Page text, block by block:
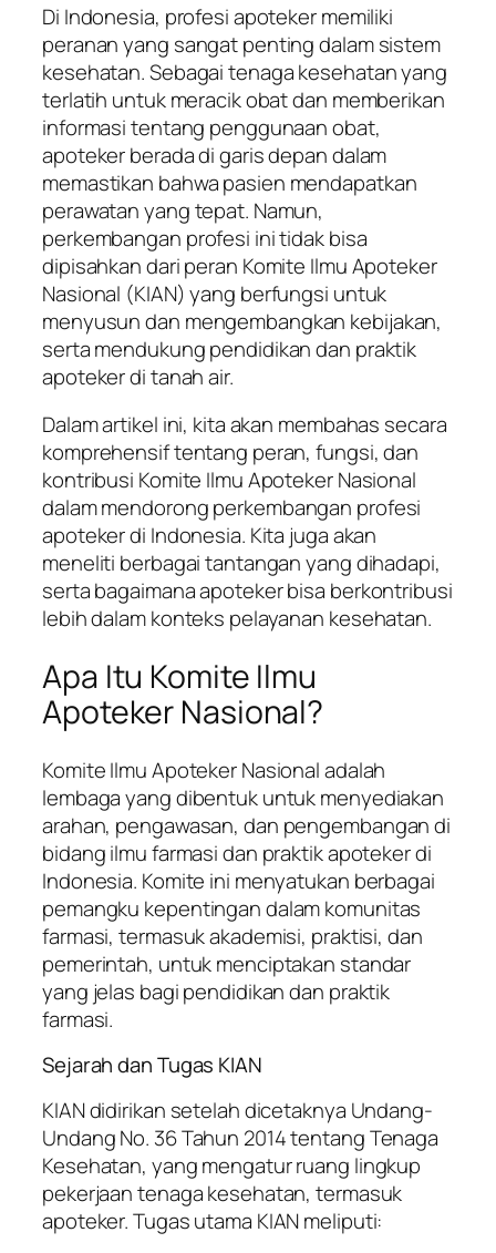
Di Indonesia, profesi apoteker memiliki
peranan yang sangat penting dalam sistem
kesehatan. Sebagai tenaga kesehatan yang
terlatih untuk meracik obat dan memberikan
informasi tentang penggunaan obat,
apoteker berada di garis depan dalam
memastikan bahwa pasien mendapatkan
perawatan yang tepat. Namun,
perkembangan profesi ini tidak bisa
dipisahkan dari peran Komite Ilmu Apoteker
Nasional (KIAN) yang berfungsi untuk
menyusun dan mengembangkan kebijakan,
serta mendukung pendidikan dan praktik
apoteker di tanah air.
Dalam artikel ini, kita akan membahas secara
komprehensif tentang peran, fungsi, dan
kontribusi Komite Ilmu Apoteker Nasional
dalam mendorong perkembangan profesi
apoteker di Indonesia. Kita juga akan
meneliti berbagai tantangan yang dihadapi,
serta bagaimana apoteker bisa berkontribusi
lebih dalam konteks pelayanan kesehatan.
Apa Itu Komite Ilmu
Apoteker Nasional?
Komite Ilmu Apoteker Nasional adalah
lembaga yang dibentuk untuk menyediakan
arahan, pengawasan, dan pengembangan di
bidang ilmu farmasi dan praktik apoteker di
Indonesia. Komite ini menyatukan berbagai
pemangku kepentingan dalam komunitas
farmasi, termasuk akademisi, praktisi, dan
pemerintah, untuk menciptakan standar
yang jelas bagi pendidikan dan praktik
farmasi.
Sejarah dan Tugas KIAN
KIAN didirikan setelah dicetaknya Undang-
Undang No. 36 Tahun 2014 tentang Tenaga
Kesehatan, yang mengatur ruang lingkup
pekerjaan tenaga kesehatan, termasuk
apoteker. Tugas utama KIAN meliputi: